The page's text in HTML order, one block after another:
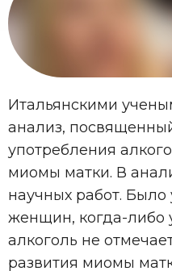
Итальянскими
анализ,
употребления
миомы матки. В
научных работ. Было
женщин, когда-либо
алкоголь не
развития миомы